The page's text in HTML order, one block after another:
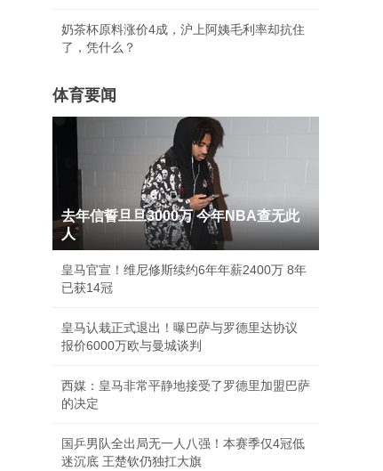
奶茶杯原料涨价4成，沪上阿姨毛利率却抗住
了，凭什么？
体育要闻
去年信誓旦旦3000万 今年NBA查无此
人
皇马官宣！维尼修斯续约6年年薪2400万 8年
已获14冠
皇马认栽正式退出！曝巴萨与罗德里达协议
报价6000万欧与曼城谈判
西媒：皇马非常平静地接受了罗德里加盟巴萨
的决定
国乒男队全出局无一人八强！本赛季仅4冠低
迷沉底 王楚钦仍独扛大旗